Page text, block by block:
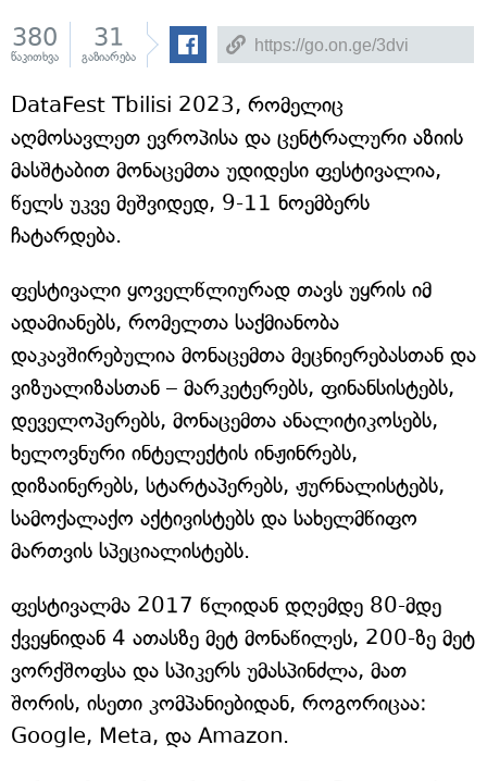
380
წაკითხვა
31
გაზიარება
DataFest Tbilisi 2023, რომელიც
აღმოსავლეთ ევროპისა და ცენტრალური აზიის
მასშტაბით მონაცემთა უდიდესი ფესტივალია,
წელს უკვე მეშვიდედ, 9-11 ნოემბერს
ჩატარდება.
ფესტივალი ყოველწლიურად თავს უყრის იმ
ადამიანებს, რომელთა საქმიანობა
დაკავშირებულია მონაცემთა მეცნიერებასთან და
ვიზუალიზასთან – მარკეტერებს, ფინანსისტებს,
დეველოპერებს, მონაცემთა ანალიტიკოსებს,
ხელოვნური ინტელექტის ინჟინრებს,
დიზაინერებს, სტარტაპერებს, ჟურნალისტებს,
სამოქალაქო აქტივისტებს და სახელმწიფო
მართვის სპეციალისტებს.
ფესტივალმა 2017 წლიდან დღემდე 80-მდე
ქვეყნიდან 4 ათასზე მეტ მონაწილეს, 200-ზე მეტ
ვორქშოფსა და სპიკერს უმასპინძლა, მათ
შორის, ისეთი კომპანიებიდან, როგორიცაა:
Google, Meta, და Amazon.